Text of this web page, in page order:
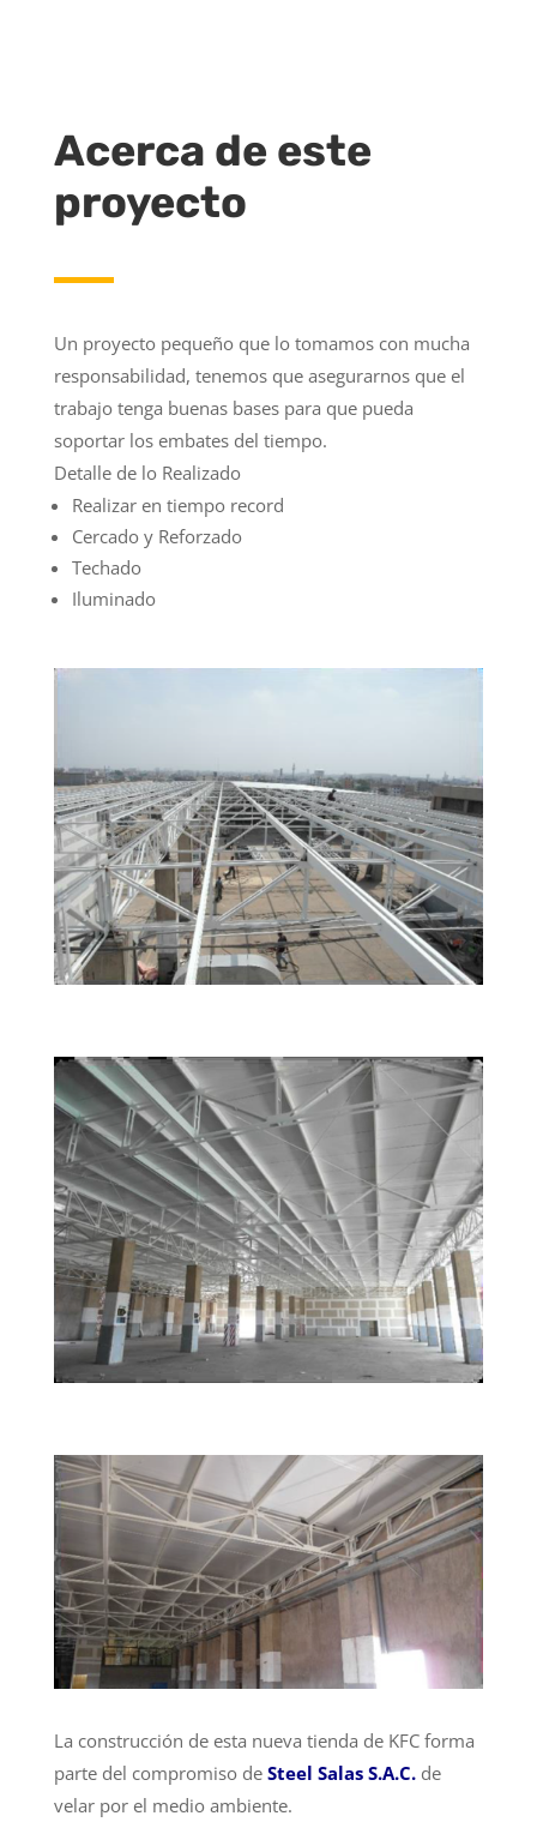
Acerca de este
proyecto
Un proyecto pequeño que lo tomamos con mucha
responsabilidad, tenemos que asegurarnos que el
trabajo tenga buenas bases para que pueda
soportar los embates del tiempo.
Detalle de lo Realizado
Realizar en tiempo record
Cercado y Reforzado
Techado
Iluminado
La construcción de esta nueva tienda de KFC forma
parte del compromiso de Steel Salas S.A.C.de
velar por el medio ambiente.